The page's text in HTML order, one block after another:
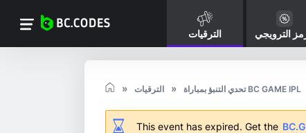
الترقيات الترويجي
الترقيات تحدي التنبؤ بمباراة BC GAME IPL
This event has expired. Get the